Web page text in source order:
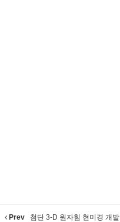
Prev 첨단 3-D 원자힘 현미경 개발